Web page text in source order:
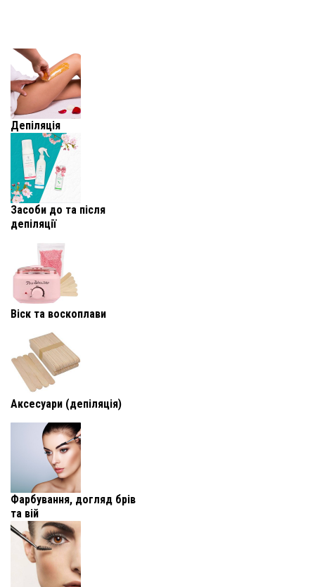
Депіляція
Засоби до та після
депіляції
Віск та воскоплави
Аксесуари (депіляція)
Фарбування, догляд брів
та вій